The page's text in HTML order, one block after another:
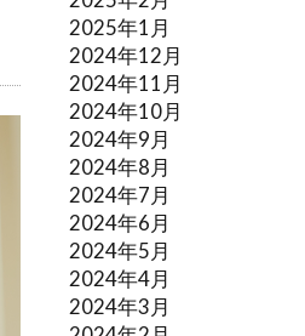
2025年1月
2024年12月
2024年11月
2024年10月
2024年9月
2024年8月
2024年7月
2024年6月
2024年5月
2024年4月
2024年3月